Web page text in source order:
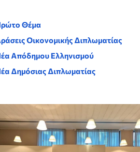
Θέμα
Οικονομικής Διπλωματίας
Απόδημου Ελληνισμού
Δημόσιας Διπλωματίας